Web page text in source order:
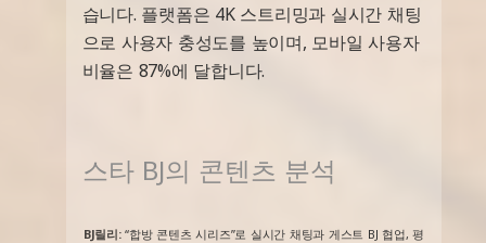
습니다. 플랫폼은 4K 스트리밍과 실시간 채팅
으로 사용자 충성도를 높이며, 모바일 사용자
비율은 87%에 달합니다.
스타 BJ의 콘텐츠 분석
BJ릴리:“합방 콘텐츠 시리즈”로 실시간 채팅과 게스트 BJ 협업, 평